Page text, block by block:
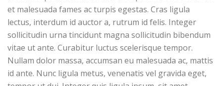
et malesuada fames ac turpis egestas. Cras ligula
lectus, interdum id auctor a, rutrum id felis. Integer
sollicitudin urna tincidunt magna sollicitudin bibendum
vitae ut ante. Curabitur luctus scelerisque tempor.
Nullam dolor massa, accumsan eu malesuada ac, mattis
id ante. Nunc ligula metus, venenatis vel gravida eget,